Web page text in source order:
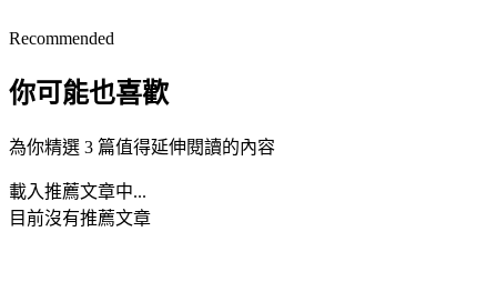
Recommended
你可能也喜歡
為你精選 3 篇值得延伸閱讀的內容
載入推薦文章中...
目前沒有推薦文章